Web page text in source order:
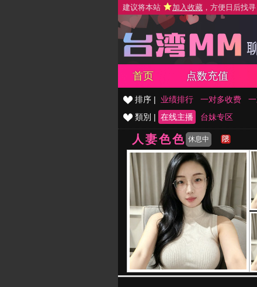
建议将本站 加入收藏 ，方便日后找寻
首页 点数充值
排序 | 业绩排行 一对多收费
類別 | 在线主播 台妹专区
人妻色色 休息中